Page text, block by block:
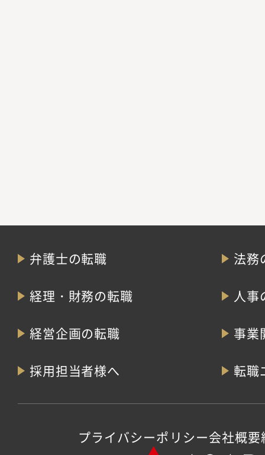
弁護士の転職 法務
経理・財務の転職 人事
経営企画の転職 事業
採用担当者様へ 転職
プライバシーポリシー会社概要